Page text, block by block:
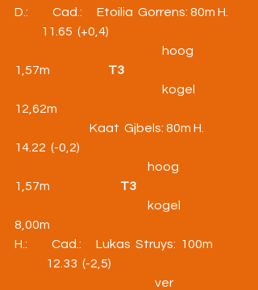
D.:          Cad.:      Etoilia  Gorrens: 80m H.
11.65  (+0,4)
hoog
1,57m T3
kogel
12,62m
Kaat  Gjbels: 80m H.
14.22  (-0,2)
hoog
1,57m T3
kogel
8,00m
H.:          Cad.:      Lukas  Struys:  100m
12.33  (-2,5)
ver